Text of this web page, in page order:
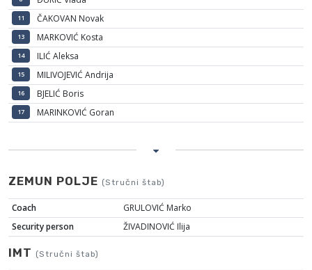
11 ČAKOVAN Novak
13 MARKOVIĆ Kosta
14 ILIĆ Aleksa
15 MILIVOJEVIĆ Andrija
16 BJELIĆ Boris
17 MARINKOVIĆ Goran
ZEMUN POLJE (Stručni štab)
Coach
GRULOVIĆ Marko
Security person
ŽIVADINOVIĆ Ilija
IMT (Stručni štab)